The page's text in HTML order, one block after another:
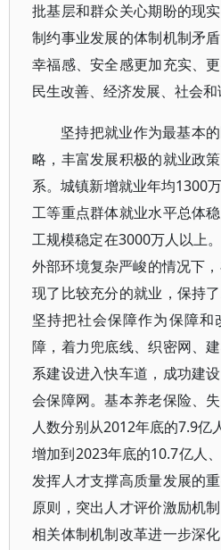
批基层和群众关心期盼的现
制约事业发展的体制机制矛
幸福感、安全感更加充实、
民生改善、经济发展、社会和
坚持把就业作为最基本
略，丰富发展积极的就业政
系。城镇新增就业年均1300
工等重点群体就业水平总体
工规模稳定在3000万人以上
外部环境复杂严峻的情况下
现了比较充分的就业，保持
坚持把社会保障作为保障
障，着力兜底线、织密网、
系建设进入快车道，成功建
会保障网。基本养老保险、
人数分别从2012年底的7.9亿
增加到2023年底的10.7亿人
发挥人才支撑高质量发展的
原则，突出人才评价激励机
相关体制机制改革进一步深